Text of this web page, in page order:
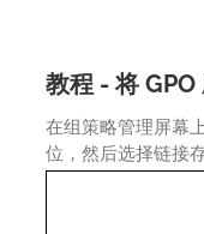
教程 - 将
在组策略管理屏幕
位，然后选择链接